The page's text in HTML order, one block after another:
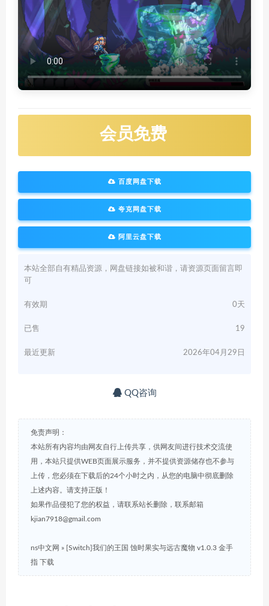
会员免费
百度网盘下载
夸克网盘下载
阿里云盘下载
本站全部自有精品资源，网盘链接如被和谐，请资源页面留言即
可
有效期 0天
已售 19
最近更新 2026年04月29日
QQ咨询
免责声明：
本站所有内容均由网友自行上传共享，供网友间进行技术交流使
用，本站只提供WEB页面展示服务，并不提供资源储存也不参与
上传，您必须在下载后的24个小时之内，从您的电脑中彻底删除
上述内容。请支持正版！
如果作品侵犯了您的权益，请联系站长删除，联系邮箱
kjian7918@gmail.com
ns中文网 » [Switch]我们的王国 蚀时果实与远古魔物 v1.0.3 金手
指 下载